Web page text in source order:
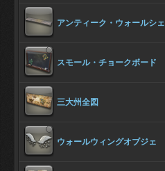
アンティーク・ウォールシ
スモール・チョークボード
三大州全図
ウォールウィングオブジェ